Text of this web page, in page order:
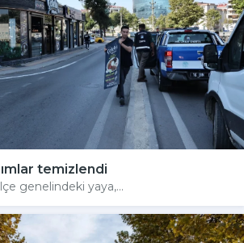
temizlendi
genelindeki yaya,...